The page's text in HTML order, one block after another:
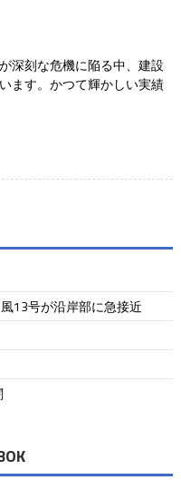
深刻な危機に陥る中、建設
ます。かつて輝かしい実績
13号が沿岸部に急接近